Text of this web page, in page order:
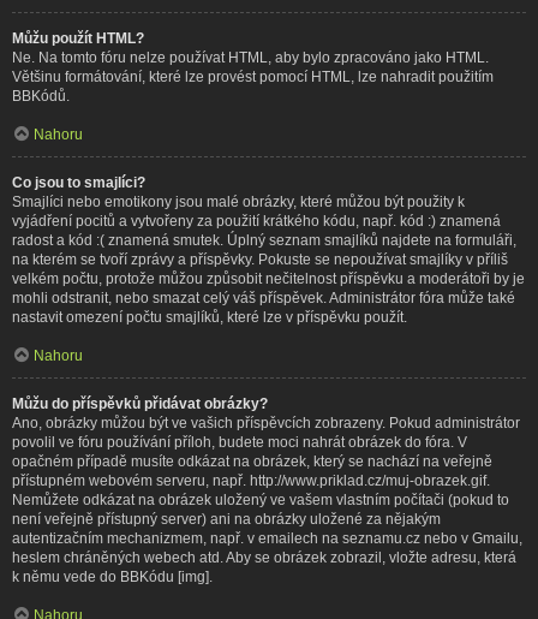
Můžu použít HTML?
Ne. Na tomto fóru nelze používat HTML, aby bylo zpracováno jako HTML.
Většinu formátování, které lze provést pomocí HTML, lze nahradit použitím
BBKódů.
Nahoru
Co jsou to smajlíci?
Smajlíci nebo emotikony jsou malé obrázky, které můžou být použity k
vyjádření pocitů a vytvořeny za použití krátkého kódu, např. kód :) znamená
radost a kód :( znamená smutek. Úplný seznam smajlíků najdete na formuláři,
na kterém se tvoří zprávy a příspěvky. Pokuste se nepoužívat smajlíky v příliš
velkém počtu, protože můžou způsobit nečitelnost příspěvku a moderátoři by je
mohli odstranit, nebo smazat celý váš příspěvek. Administrátor fóra může také
nastavit omezení počtu smajlíků, které lze v příspěvku použít.
Nahoru
Můžu do příspěvků přidávat obrázky?
Ano, obrázky můžou být ve vašich příspěvcích zobrazeny. Pokud administrátor
povolil ve fóru používání příloh, budete moci nahrát obrázek do fóra. V
opačném případě musíte odkázat na obrázek, který se nachází na veřejně
přístupném webovém serveru, např. http://www.priklad.cz/muj-obrazek.gif.
Nemůžete odkázat na obrázek uložený ve vašem vlastním počítači (pokud to
není veřejně přístupný server) ani na obrázky uložené za nějakým
autentizačním mechanizmem, např. v emailech na seznamu.cz nebo v Gmailu,
heslem chráněných webech atd. Aby se obrázek zobrazil, vložte adresu, která
k němu vede do BBKódu [img].
Nahoru